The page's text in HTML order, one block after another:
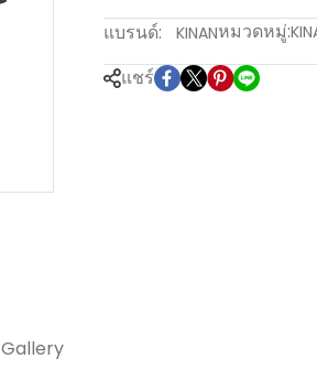
แบรนด์:
KINANหมวดหมู่:
แชร์
Gallery